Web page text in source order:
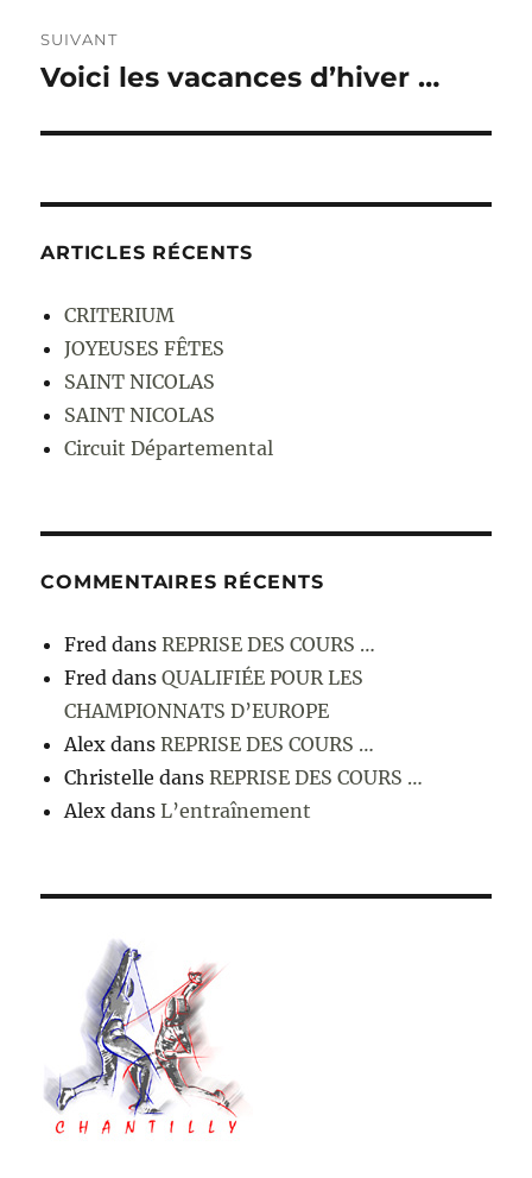
SUIVANT
Publication
Voici les vacances d’hiver …
ARTICLES RÉCENTS
CRITERIUM
JOYEUSES FÊTES
SAINT NICOLAS
SAINT NICOLAS
Circuit Départemental
COMMENTAIRES RÉCENTS
Fred dansREPRISE DES COURS …
Fred dansQUALIFIÉE POUR LES
CHAMPIONNATS D’EUROPE
Alex dansREPRISE DES COURS …
Christelle dansREPRISE DES COURS …
Alex dansL’entraînement